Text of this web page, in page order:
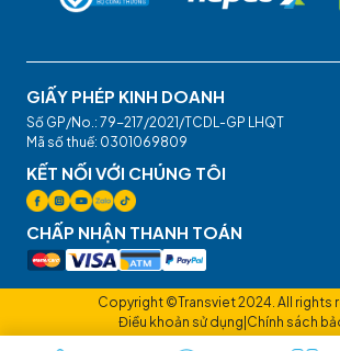
GIẤY PHÉP KINH DOANH
Số GP/No.: 79-217/2021/TCDL-GP LHQT
Mã số thuế: 0301069809
KẾT NỐI VỚI CHÚNG TÔI
CHẤP NHẬN THANH TOÁN
Copyright ©Transviet 2024. All rights
Điều khoản sử dụng Chính sách